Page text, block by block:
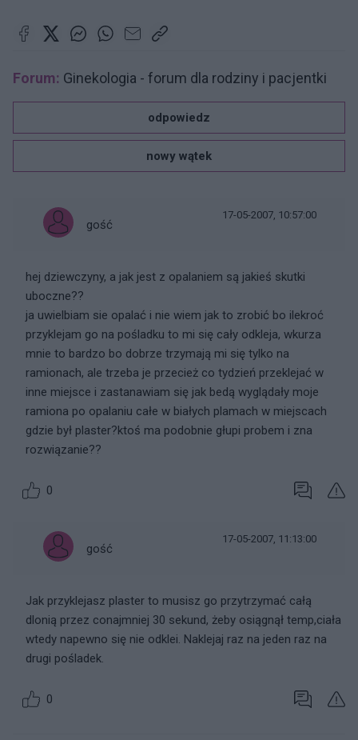
Forum: Ginekologia - forum dla rodziny i pacjentki
odpowiedz
nowy wątek
gość
17-05-2007, 10:57:00
hej dziewczyny, a jak jest z opalaniem są jakieś skutki
uboczne??
ja uwielbiam sie opalać i nie wiem jak to zrobić bo ilekroć
przyklejam go na pośladku to mi się cały odkleja, wkurza
mnie to bardzo bo dobrze trzymają mi się tylko na
ramionach, ale trzeba je przecież co tydzień przeklejać w
inne miejsce i zastanawiam się jak bedą wyglądały moje
ramiona po opalaniu całe w białych plamach w miejscach
gdzie był plaster?ktoś ma podobnie głupi probem i zna
rozwiązanie??
0
gość
17-05-2007, 11:13:00
Jak przyklejasz plaster to musisz go przytrzymać całą
dlonią przez conajmniej 30 sekund, żeby osiągnął temp,ciała
wtedy napewno się nie odklei. Naklejaj raz na jeden raz na
drugi pośladek.
0